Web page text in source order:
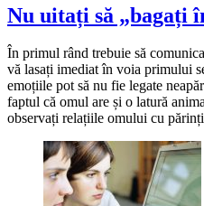
Nu uitați să „bagați
În primul rând trebuie să
vă lasați imediat în voia primului
emoțiile pot să nu fie legate
faptul că omul are și o latură
observați relațiile omului cu